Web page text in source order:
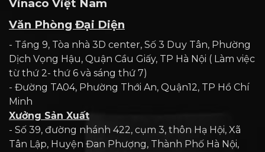
Vinaco Việt Nam
Văn Phòng Đại Diện
- Tầng 9, Tòa nhà 3D center, Số 3 Duy Tân, Phường
Dịch Vọng Hậu, Quận Cầu Giấy, TP Hà Nội ( Làm việc
từ thứ 2- thứ 6 và sáng thứ 7)
- Đường TA04, Phường Thới An, Quận12, TP Hồ Chí
Minh
Xưởng Sản Xuất
- Số 39, đường nhánh 422, cụm 3, thôn Hạ Hội, Xã
Tân Lập, Huyện Đan Phượng, Thành Phố Hà Nội,